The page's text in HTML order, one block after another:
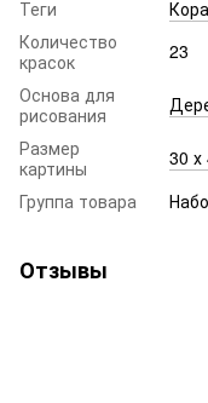
Теги
Количество
красок
23
Основа для
рисования
Размер
картины
30 х
Группа товара
Отзывы